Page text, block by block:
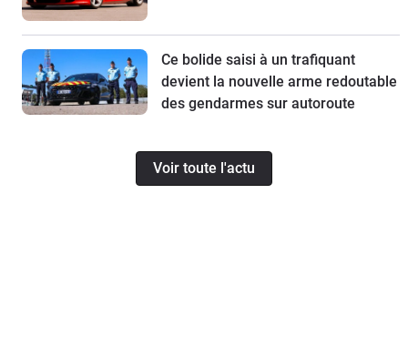
Ce bolide saisi à un trafiquant
devient la nouvelle arme redoutable
des gendarmes sur autoroute
Voir toute l'actu